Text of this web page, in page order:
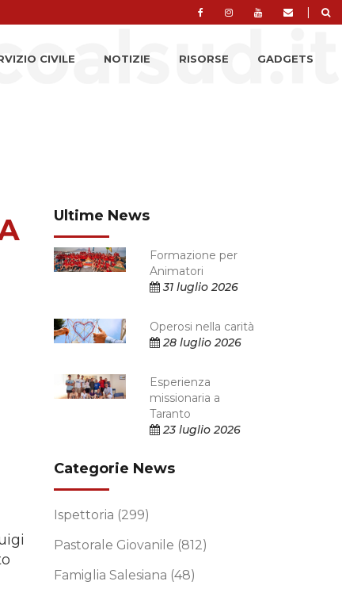
|
CIVILE NOTIZIE RISORSE GADGETS
Ultime News
Formazione per
Animatori
31 luglio 2026
Operosi nella carità
28 luglio 2026
Esperienza
missionaria a
Taranto
23 luglio 2026
Categorie News
Ispettoria (299)
Pastorale Giovanile (812)
Famiglia Salesiana (48)